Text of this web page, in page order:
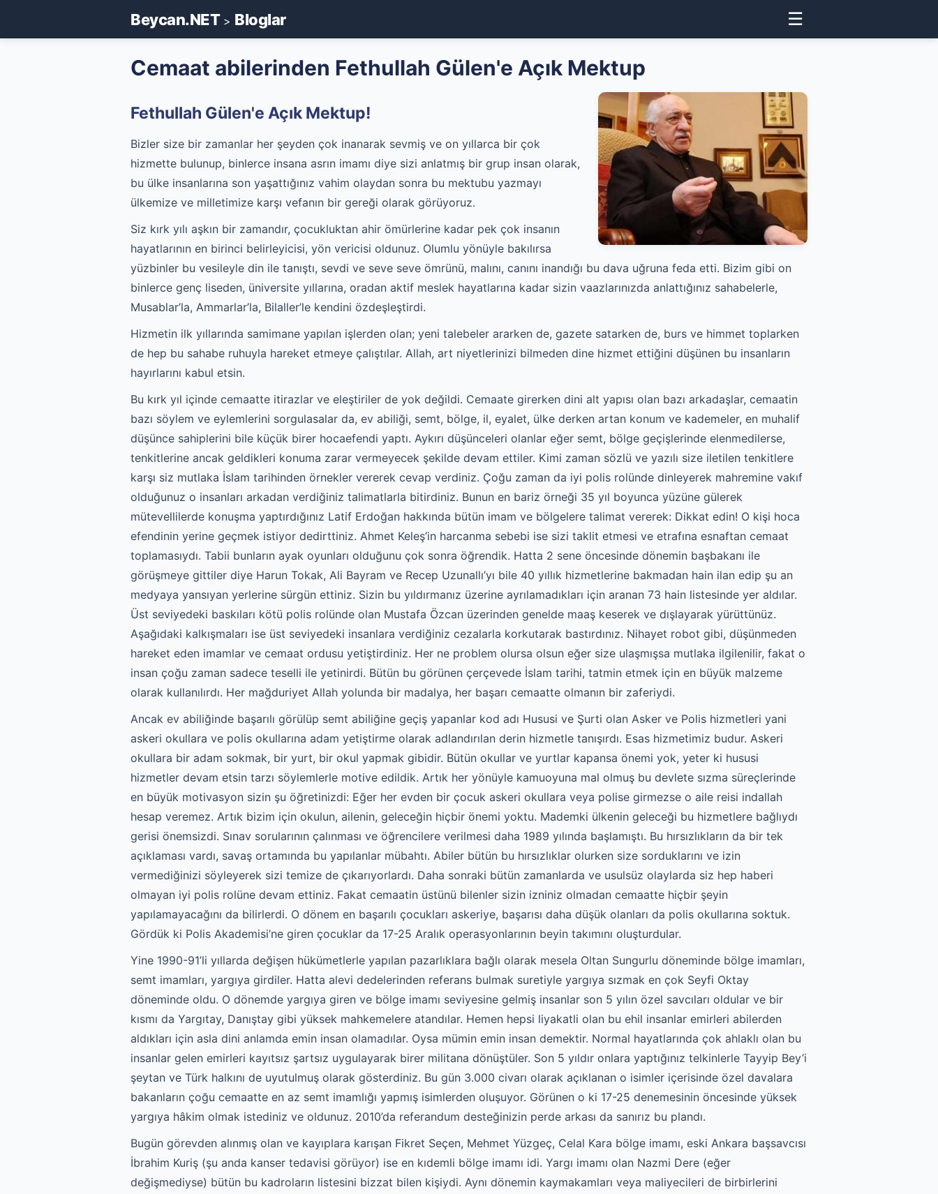
Beycan.NET> Bloglar ☰
Cemaat abilerinden Fethullah Gülen'e Açık Mektup
Fethullah Gülen'e Açık Mektup!
Bizler size bir zamanlar her şeyden çok inanarak sevmiş ve on yıllarca bir çok
hizmette bulunup, binlerce insana asrın imamı diye sizi anlatmış bir grup insan olarak,
bu ülke insanlarına son yaşattığınız vahim olaydan sonra bu mektubu yazmayı
ülkemize ve milletimize karşı vefanın bir gereği olarak görüyoruz.
Siz kırk yılı aşkın bir zamandır, çocukluktan ahir ömürlerine kadar pek çok insanın
hayatlarının en birinci belirleyicisi, yön vericisi oldunuz. Olumlu yönüyle bakılırsa
yüzbinler bu vesileyle din ile tanıştı, sevdi ve seve seve ömrünü, malını, canını inandığı bu dava uğruna feda etti. Bizim gibi on
binlerce genç liseden, üniversite yıllarına, oradan aktif meslek hayatlarına kadar sizin vaazlarınızda anlattığınız sahabelerle,
Musablar’la, Ammarlar’la, Bilaller’le kendini özdeşleştirdi.
Hizmetin ilk yıllarında samimane yapılan işlerden olan; yeni talebeler ararken de, gazete satarken de, burs ve himmet toplarken
de hep bu sahabe ruhuyla hareket etmeye çalıştılar. Allah, art niyetlerinizi bilmeden dine hizmet ettiğini düşünen bu insanların
hayırlarını kabul etsin.
Bu kırk yıl içinde cemaatte itirazlar ve eleştiriler de yok değildi. Cemaate girerken dini alt yapısı olan bazı arkadaşlar, cemaatin
bazı söylem ve eylemlerini sorgulasalar da, ev abiliği, semt, bölge, il, eyalet, ülke derken artan konum ve kademeler, en muhalif
düşünce sahiplerini bile küçük birer hocaefendi yaptı. Aykırı düşünceleri olanlar eğer semt, bölge geçişlerinde elenmedilerse,
tenkitlerine ancak geldikleri konuma zarar vermeyecek şekilde devam ettiler. Kimi zaman sözlü ve yazılı size iletilen tenkitlere
karşı siz mutlaka İslam tarihinden örnekler vererek cevap verdiniz. Çoğu zaman da iyi polis rolünde dinleyerek mahremine vakıf
olduğunuz o insanları arkadan verdiğiniz talimatlarla bitirdiniz. Bunun en bariz örneği 35 yıl boyunca yüzüne gülerek
mütevellilerde konuşma yaptırdığınız Latif Erdoğan hakkında bütün imam ve bölgelere talimat vererek: Dikkat edin! O kişi hoca
efendinin yerine geçmek istiyor dedirttiniz. Ahmet Keleş’in harcanma sebebi ise sizi taklit etmesi ve etrafına esnaftan cemaat
toplamasıydı. Tabii bunların ayak oyunları olduğunu çok sonra öğrendik. Hatta 2 sene öncesinde dönemin başbakanı ile
görüşmeye gittiler diye Harun Tokak, Ali Bayram ve Recep Uzunallı’yı bile 40 yıllık hizmetlerine bakmadan hain ilan edip şu an
medyaya yansıyan yerlerine sürgün ettiniz. Sizin bu yıldırmanız üzerine ayrılamadıkları için aranan 73 hain listesinde yer aldılar.
Üst seviyedeki baskıları kötü polis rolünde olan Mustafa Özcan üzerinden genelde maaş keserek ve dışlayarak yürüttünüz.
Aşağıdaki kalkışmaları ise üst seviyedeki insanlara verdiğiniz cezalarla korkutarak bastırdınız. Nihayet robot gibi, düşünmeden
hareket eden imamlar ve cemaat ordusu yetiştirdiniz. Her ne problem olursa olsun eğer size ulaşmışsa mutlaka ilgilenilir, fakat o
insan çoğu zaman sadece teselli ile yetinirdi. Bütün bu görünen çerçevede İslam tarihi, tatmin etmek için en büyük malzeme
olarak kullanılırdı. Her mağduriyet Allah yolunda bir madalya, her başarı cemaatte olmanın bir zaferiydi.
Ancak ev abiliğinde başarılı görülüp semt abiliğine geçiş yapanlar kod adı Hususi ve Şurti olan Asker ve Polis hizmetleri yani
askeri okullara ve polis okullarına adam yetiştirme olarak adlandırılan derin hizmetle tanışırdı. Esas hizmetimiz budur. Askeri
okullara bir adam sokmak, bir yurt, bir okul yapmak gibidir. Bütün okullar ve yurtlar kapansa önemi yok, yeter ki hususi
hizmetler devam etsin tarzı söylemlerle motive edildik. Artık her yönüyle kamuoyuna mal olmuş bu devlete sızma süreçlerinde
en büyük motivasyon sizin şu öğretinizdi: Eğer her evden bir çocuk askeri okullara veya polise girmezse o aile reisi indallah
hesap veremez. Artık bizim için okulun, ailenin, geleceğin hiçbir önemi yoktu. Mademki ülkenin geleceği bu hizmetlere bağlıydı
gerisi önemsizdi. Sınav sorularının çalınması ve öğrencilere verilmesi daha 1989 yılında başlamıştı. Bu hırsızlıkların da bir tek
açıklaması vardı, savaş ortamında bu yapılanlar mübahtı. Abiler bütün bu hırsızlıklar olurken size sorduklarını ve izin
vermediğinizi söyleyerek sizi temize de çıkarıyorlardı. Daha sonraki bütün zamanlarda ve usulsüz olaylarda siz hep haberi
olmayan iyi polis rolüne devam ettiniz. Fakat cemaatin üstünü bilenler sizin izniniz olmadan cemaatte hiçbir şeyin
yapılamayacağını da bilirlerdi. O dönem en başarılı çocukları askeriye, başarısı daha düşük olanları da polis okullarına soktuk.
Gördük ki Polis Akademisi’ne giren çocuklar da 17-25 Aralık operasyonlarının beyin takımını oluşturdular.
Yine 1990-91’li yıllarda değişen hükümetlerle yapılan pazarlıklara bağlı olarak mesela Oltan Sungurlu döneminde bölge imamları,
semt imamları, yargıya girdiler. Hatta alevi dedelerinden referans bulmak suretiyle yargıya sızmak en çok Seyfi Oktay
döneminde oldu. O dönemde yargıya giren ve bölge imamı seviyesine gelmiş insanlar son 5 yılın özel savcıları oldular ve bir
kısmı da Yargıtay, Danıştay gibi yüksek mahkemelere atandılar. Hemen hepsi liyakatli olan bu ehil insanlar emirleri abilerden
aldıkları için asla dini anlamda emin insan olamadılar. Oysa mümin emin insan demektir. Normal hayatlarında çok ahlaklı olan bu
insanlar gelen emirleri kayıtsız şartsız uygulayarak birer militana dönüştüler. Son 5 yıldır onlara yaptığınız telkinlerle Tayyip Bey’i
şeytan ve Türk halkını de uyutulmuş olarak gösterdiniz. Bu gün 3.000 civarı olarak açıklanan o isimler içerisinde özel davalara
bakanların çoğu cemaatte en az semt imamlığı yapmış isimlerden oluşuyor. Görünen o ki 17-25 denemesinin öncesinde yüksek
yargıya hâkim olmak istediniz ve oldunuz. 2010’da referandum desteğinizin perde arkası da sanırız bu plandı.
Bugün görevden alınmış olan ve kayıplara karışan Fikret Seçen, Mehmet Yüzgeç, Celal Kara bölge imamı, eski Ankara başsavcısı
İbrahim Kuriş (şu anda kanser tedavisi görüyor) ise en kıdemli bölge imamı idi. Yargı imamı olan Nazmi Dere (eğer
değişmediyse) bütün bu kadroların listesini bizzat bilen kişiydi. Aynı dönemin kaymakamları veya maliyecileri de birbirlerini